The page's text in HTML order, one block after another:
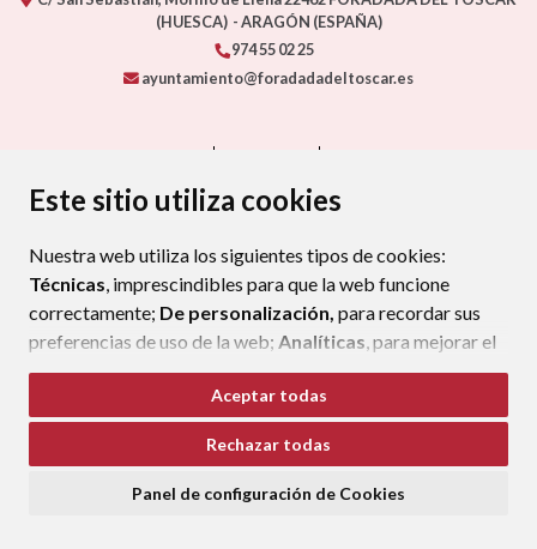
Este sitio utiliza cookies
Nuestra web utiliza los siguientes tipos de cookies:
Técnicas, imprescindibles para que la web funcione
correctamente; De personalización, para recordar sus
preferencias de uso de la web; Analíticas, para mejorar el
funcionamiento de la web y sus servicios.
Si acepta pulsando el botón“Aceptar todas”
consideramos que acepta su uso. Si pulsa el botón
ninguna acción, se guardarán las cookies técnicas
Aceptar todas
Rechazar todas
Panel de configuración de Cookies
(HUESCA) - ARAGÓN (ESPAÑA)
974 55 02 25
ayuntamiento@foradadadeltoscar.es
PROTECCIÓN DE DATOS
POLÍTICA DE COOKIES